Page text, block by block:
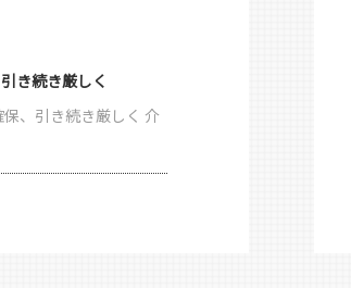
き続き厳しく
、引き続き厳しく 介